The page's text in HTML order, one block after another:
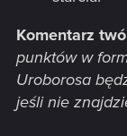
Komentarz
punktów w
Uroborosa
jeśli nie